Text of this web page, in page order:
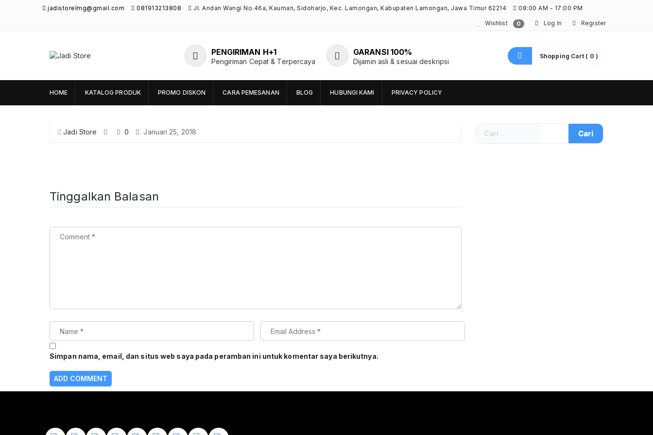
jadistorelmg@gmail.com 081913213808 Jl. Andan Wangi No.46a, Kauman, Sidoharjo, Kec. Lamongan, Kabupaten Lamongan, Jawa Timur 62214 08:00 AM - 17:00 PM
Wishlist 0 Log In Register
Unik di Lamongan
PENGIRIMAN H+1
Pengiriman Cepat & Terpercaya
GARANSI 100%
Dijamin asli & sesuai deskripsi
Shopping Cart ( 0 )
HOME KATALOG PRODUK PROMO DISKON CARA PEMESANAN BLOG HUBUNGI KAMI PRIVACY POLICY
Jadi Store 0 Januari 25, 2018
Tinggalkan Balasan
Simpan nama, email, dan situs web saya pada peramban ini untuk komentar saya berikutnya.
Cari
untuk: